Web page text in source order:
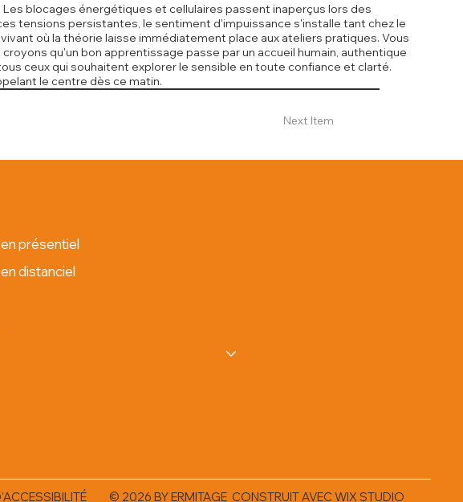
blocages énergétiques et cellulaires passent inaperçus lors des
tensions persistantes, le sentiment d'impuissance s'installe tant chez le
où la théorie laisse immédiatement place aux ateliers pratiques. Vous
qu'un bon apprentissage passe par un accueil humain, authentique
ceux qui souhaitent explorer le sensible en toute confiance et clarté.
le centre dès ce matin.
Next Item
© 2026 BY ERMITAGE CONSTRUIT AVEC WIX STUDIO
présentiel
distanciel